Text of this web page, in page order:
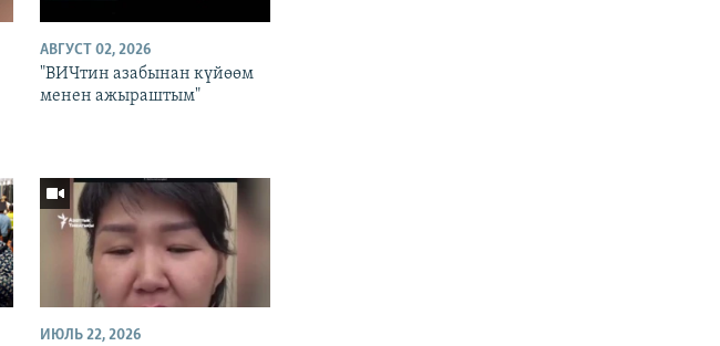
АВГУСТ 02, 2026
"ВИЧтин азабынан күйөөм
менен ажыраштым"
ИЮЛЬ 22, 2026